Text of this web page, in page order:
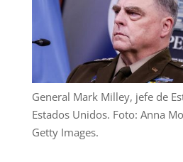
General Mark Milley, jefe de
Estados Unidos. Foto: Anna
Getty Images.